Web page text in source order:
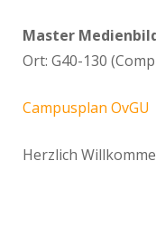
Master
Ort: G40-130
Campusplan OvGU
Herzlich